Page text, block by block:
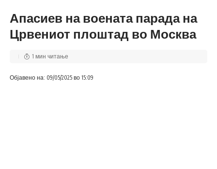
Апасиев на воената парада на
Црвениот плоштад во Москва
Објавено на: 09/05/2025 во 15:09
1 мин читање